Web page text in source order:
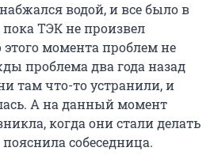
водой, и все было в
пока ТЭК не произвел
момента проблем не
проблема два года назад
там что-то устранили, и
А на данный момент
когда они стали делать
собеседница.